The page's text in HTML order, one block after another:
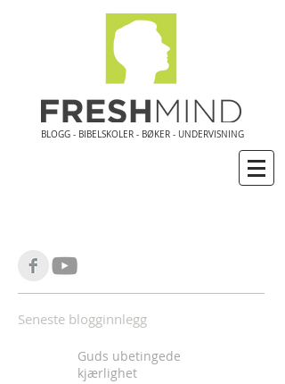
BLOGG - BIBELSKOLER - BØKER - UNDERVISNING
Seneste blogginnlegg
Guds ubetingede
kjærlighet